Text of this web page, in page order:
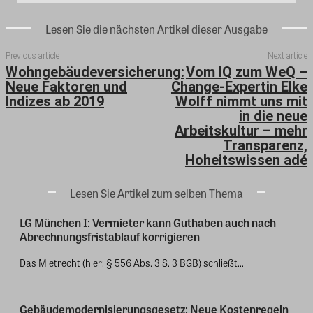
Lesen Sie die nächsten Artikel dieser Ausgabe
Previous article
Wohngebäudeversicherung:
Neue Faktoren und
Indizes ab 2019
Next article
Vom IQ zum WeQ –
Change-Expertin Elke
Wolff nimmt uns mit
in die neue
Arbeitskultur – mehr
Transparenz,
Hoheitswissen adé
Lesen Sie Artikel zum selben Thema
LG München I: Vermieter kann Guthaben auch nach
Abrechnungsfristablauf korrigieren
Das Mietrecht (hier: § 556 Abs. 3 S. 3 BGB) schließt...
Gebäudemodernisierungsgesetz: Neue Kostenregeln